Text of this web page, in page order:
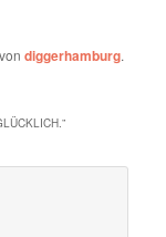
vondiggerhamburg.
”